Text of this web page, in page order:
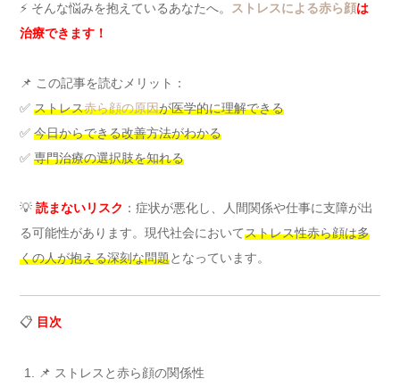
⚡ そんな悩みを抱えているあなたへ。 ストレスによる赤ら顔は
治療できます！
📌 この記事を読むメリット：
✅ ストレス赤ら顔の原因が医学的に理解できる
✅ 今日からできる改善方法がわかる
✅ 専門治療の選択肢を知れる
💡 読まないリスク ：症状が悪化し、人間関係や仕事に支障が出
る可能性があります。現代社会においてストレス性赤ら顔は多
くの人が抱える深刻な問題となっています。
📋 目次
📌 ストレスと赤ら顔の関係性